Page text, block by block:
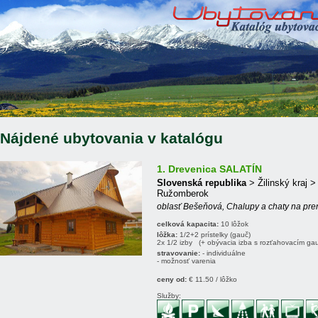
Nájdené ubytovania v katalógu
1. Drevenica SALATÍN
Slovenská republika> Žilinský kraj >
Ružomberok
oblasť Bešeňová, Chalupy a chaty na
celková kapacita: 10 lôžok
lôžka: 1/2+2 prístelky (gauč)
2x 1/2 izby (+ obývacia izba s rozťahovacím
stravovanie: - individuálne
- možnosť varenia
ceny od: € 11.50 / lôžko
Služby: